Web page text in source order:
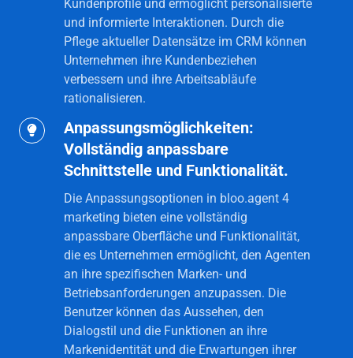
Kundenprofile und ermöglicht personalisierte
und informierte Interaktionen. Durch die
Pflege aktueller Datensätze im CRM können
Unternehmen ihre Kundenbeziehen
verbessern und ihre Arbeitsabläufe
rationalisieren.
Anpassungsmöglichkeiten:
Vollständig anpassbare
Schnittstelle und Funktionalität.
Die Anpassungsoptionen in bloo.agent 4
marketing bieten eine vollständig
anpassbare Oberfläche und Funktionalität,
die es Unternehmen ermöglicht, den Agenten
an ihre spezifischen Marken- und
Betriebsanforderungen anzupassen. Die
Benutzer können das Aussehen, den
Dialogstil und die Funktionen an ihre
Markenidentität und die Erwartungen ihrer
Anpassungsmöglichkeiten:
Vollständig
anpassbare
Schnittstelle
Funktionalität.